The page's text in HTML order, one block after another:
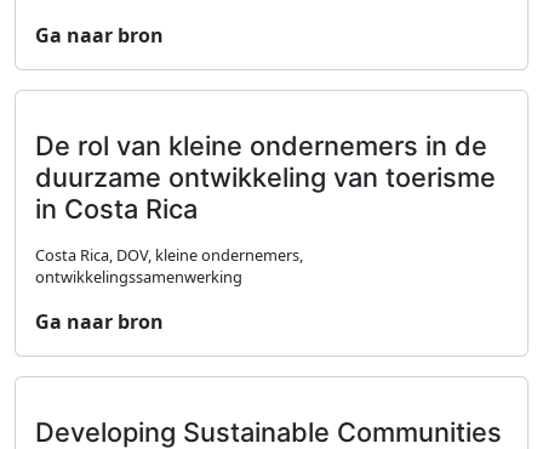
Ga naar bron
De rol van kleine ondernemers in de
duurzame ontwikkeling van toerisme
in Costa Rica
Costa Rica, DOV, kleine ondernemers,
ontwikkelingssamenwerking
Ga naar bron
Developing Sustainable Communities